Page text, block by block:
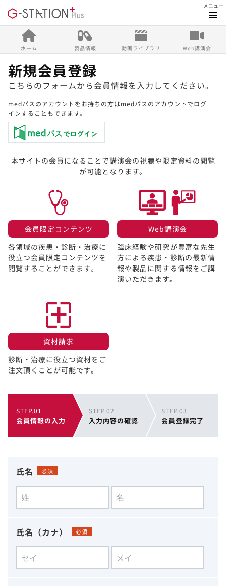
メニュー
ホーム 製品情報 動画ライブラリ Web講演会
新規会員登録
こちらのフォームから会員情報を入力してください。
medパスのアカウントをお持ちの方はmedパスのアカウントでログ
インすることもできます。
本サイトの会員になることで講演会の視聴や限定資料の閲覧
が可能となります。
会員限定コンテンツ​
各領域の疾患・診断・治療に
役立つ会員限定コンテンツを
閲覧することができます。​
Web講演会​
臨床経験や研究が豊富な先生
方による疾患・診断の最新情
報や製品に関する情報をご講
演いただきます。
資材請求​
診断・治療に役立つ資材をご
注文頂くことが可能です。
STEP.01
会員情報の入力
STEP.02
入力内容の確認
STEP.03
会員登録完了
氏名 必須
氏名（カナ） 必須